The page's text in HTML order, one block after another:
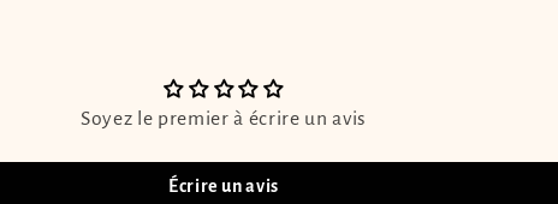
Soyez le premier à écrire un avis
Écrire un avis